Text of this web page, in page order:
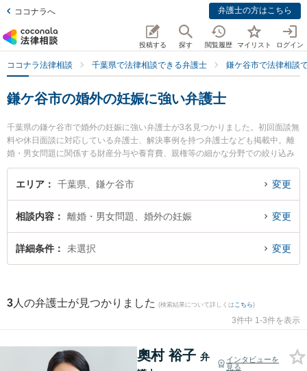
ココナラへ 弁護士の方はこちら
投稿する 探す 閲覧履歴 マイリスト ログイン
ココナラ法律相談 千葉県で法律相談できる弁護士 鎌ケ谷市で法律相談
鎌ケ谷市の婚外の妊娠に強い弁護士
千葉県の鎌ケ谷市で婚外の妊娠に強い弁護士が3名見つかりました。初回面談無
料や休日面談に対応している弁護士、解決事例を持つ弁護士なども掲載中。離
婚・男女問題に関係する財産分与や養育費、親権等の細かな分野での絞り込み
検索もでき便利です。特にかまがや総合法律事務所の奧村 裕子弁護士やかまが
や総合法律事務所の新川 雄斗弁護士、かまがや総合法律事務所の塚谷 祐貴弁護
い』『婚外の妊娠のトラブル解決の実績豊富な近くの弁護士を検索したい』
『初回相談無料で婚外の妊娠を法律相談できる鎌ケ谷市内の弁護士に相談予約
したい』などでお困りの相談者さんにおすすめです。
エリア 千葉県、鎌ケ谷市 変更
相談内容 離婚・男女問題、婚外の妊娠 変更
詳細条件 未選択 変更
3 人の弁護士が見つかりました (検索結果について詳しくは こちら)
3件中 1-3件を表示
奧村 裕子 弁
インタビューを
見る